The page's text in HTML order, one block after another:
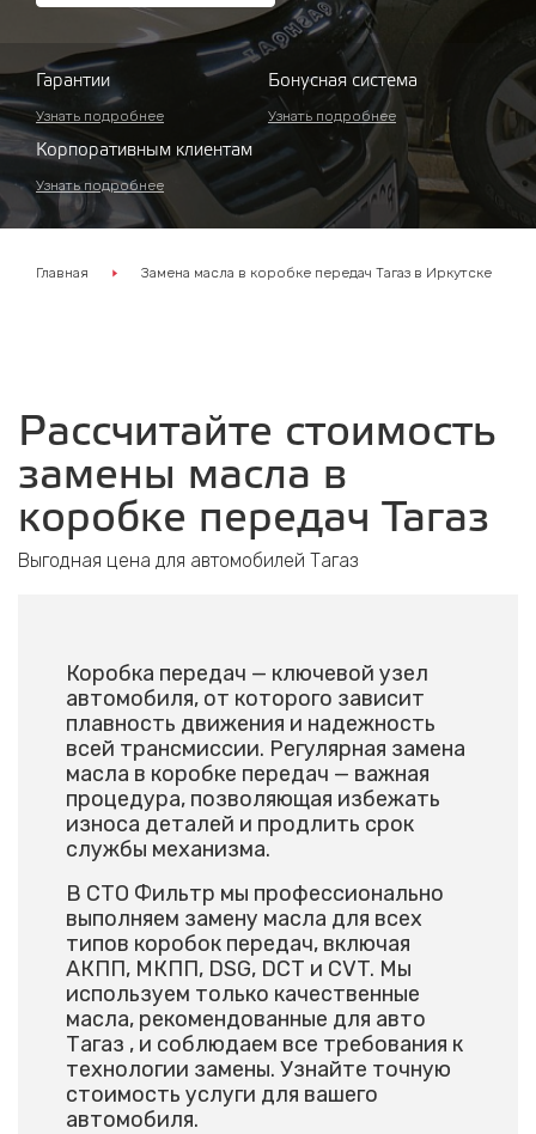
Гарантии
Узнать подробнее
Бонусная система
Узнать подробнее
Корпоративным клиентам
Узнать подробнее
Главная Замена масла в коробке передач Тагаз в Иркутске
Рассчитайте стоимость
замены масла в
коробке передач Тагаз
Выгодная цена для автомобилей Тагаз
Коробка передач — ключевой узел
автомобиля, от которого зависит
плавность движения и надежность
всей трансмиссии. Регулярная замена
масла в коробке передач — важная
процедура, позволяющая избежать
износа деталей и продлить срок
службы механизма.
В СТО Фильтр мы профессионально
выполняем замену масла для всех
типов коробок передач, включая
АКПП, МКПП, DSG, DCT и CVT. Мы
используем только качественные
масла, рекомендованные для авто
Тагаз , и соблюдаем все требования к
технологии замены. Узнайте точную
стоимость услуги для вашего
автомобиля.